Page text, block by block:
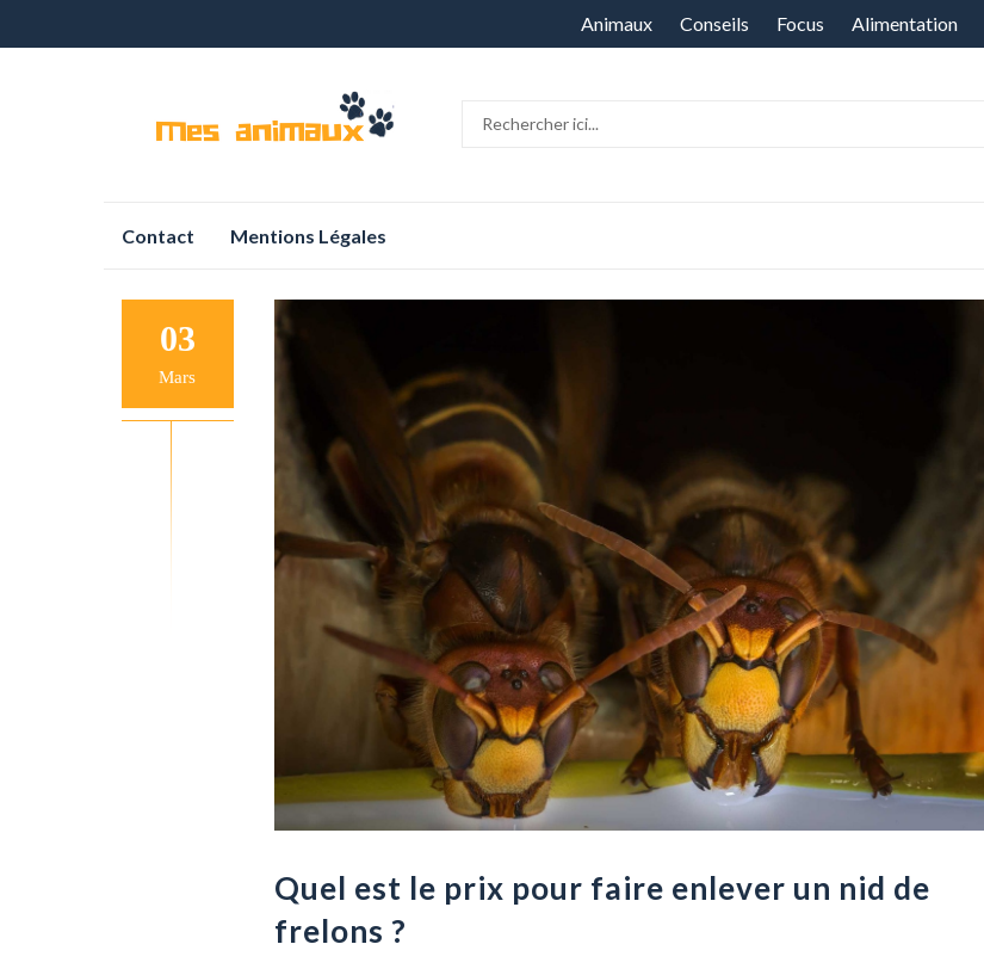
Aller
Animaux Conseils Focus Alimentation
Contact Mentions Légales
03
Mars
Quel est le prix pour faire enlever un nid de
frelons ?